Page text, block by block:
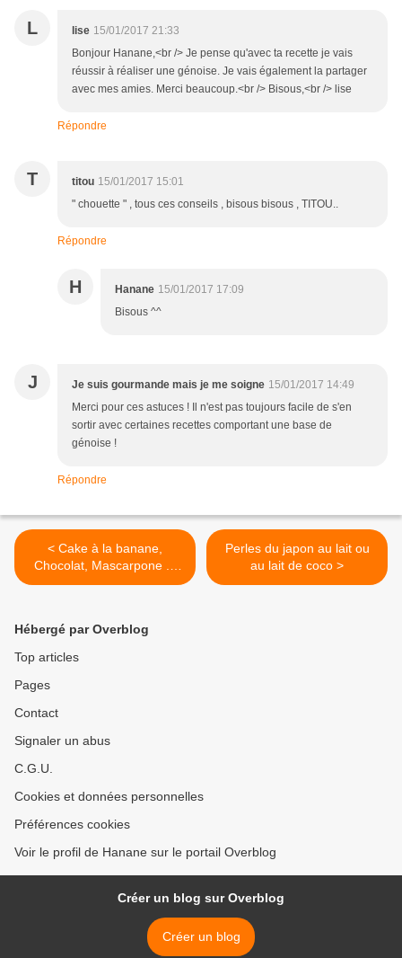
L lise 15/01/2017 21:33
Bonjour Hanane,<br /> Je pense qu'avec ta recette je vais
réussir à réaliser une génoise. Je vais également la partager
avec mes amies. Merci beaucoup.<br /> Bisous,<br /> lise
Répondre
T titou 15/01/2017 15:01
" chouette " , tous ces conseils , bisous bisous , TITOU..
Répondre
H Hanane 15/01/2017 17:09
Bisous ^^
J Je suis gourmande mais je me soigne 15/01/2017 14:49
Merci pour ces astuces ! Il n'est pas toujours facile de s'en
sortir avec certaines recettes comportant une base de
génoise !
Répondre
< Cake à la banane,
Chocolat, Mascarpone ...
très très moelleux!
Perles du japon au lait ou
au lait de coco >
Hébergé par Overblog
Top articles
Pages
Contact
Signaler un abus
C.G.U.
Cookies et données personnelles
Préférences cookies
Voir le profil de Hanane sur le portail Overblog
Créer un blog sur Overblog
Créer un blog